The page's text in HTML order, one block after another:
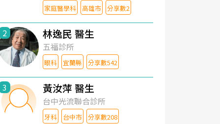
家庭醫學科 高雄市 分享數2
2 林逸民 醫生
五福診所
眼科 宜蘭縣 分享數542
3 黃汝萍 醫生
台中光流聯合診所
牙科 台中市 分享數208